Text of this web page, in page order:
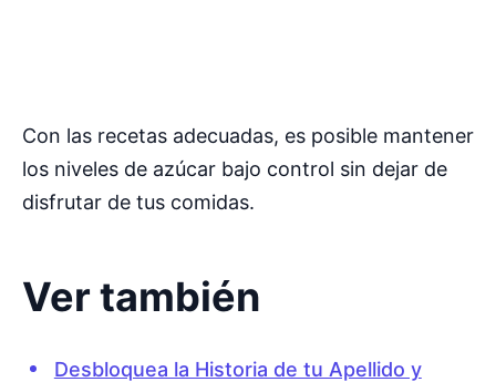
Con las recetas adecuadas, es posible mantener
los niveles de azúcar bajo control sin dejar de
disfrutar de tus comidas.
Ver también
Desbloquea la Historia de tu Apellido y